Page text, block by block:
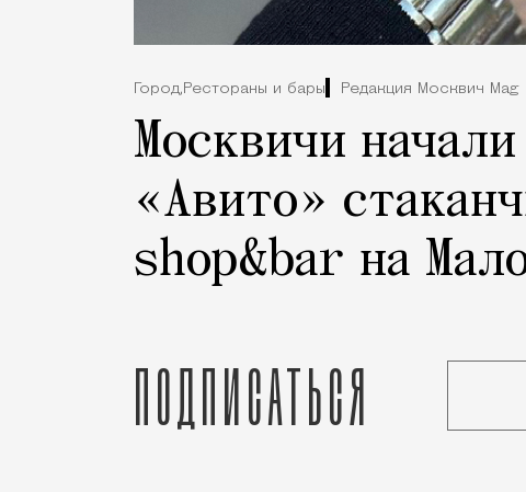
Город, Рестораны и бары Редакция Москвич Mag
Москвичи
«Авито»
shop&bar на
Подписаться